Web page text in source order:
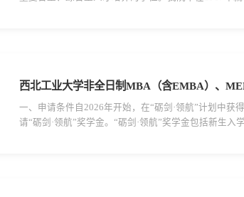
西北工业大学非全日制MBA（含EMBA）、
一、申请条件自2026年开始，在“砺剑·领航”计划中
请“砺剑·领航”奖学金。“砺剑·领航”奖学金包括新生